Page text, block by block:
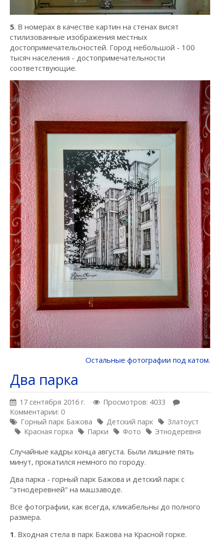
5. В номерах в качестве картин на стенах висят
стилизованные изображения местных
достопримечательсностей. Город небольшой - 100
тысяч населения - достопримечательности
соответствующие.
Остальные фотографии под катом.
Два парка
17 сентября 2016 г.
Просмотров: 4033
Комментарии: 0
Горный парк Бажова
Детский парк
Златоуст
Красная горка
Парки Фото Этнодеревня
Случайные кадры конца августа. Были лишние пять
минут, прокатился немного по городу.
Два парка - горный парк Бажова и детский парк с
"этнодеревней" на машзаводе.
Все фотографии, как всегда, кликабельны до полного
размера.
1. Входная стела в парк Бажова на Красной горке.